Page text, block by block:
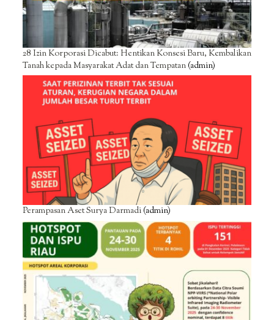
28 Izin Korporasi Dicabut: Hentikan Konsesi Baru, Kembalikan
Tanah kepada Masyarakat Adat dan Tempatan(admin)
Perampasan Aset Surya Darmadi(admin)